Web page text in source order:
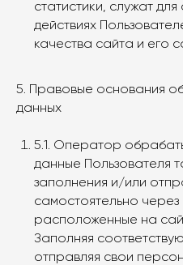
статистики, служат
действиях
качества сайта и его
5. Правовые основания
данных
5.1. Оператор
данные Пользователя
заполнения и/или
самостоятельно
расположенные на
Заполняя
отправляя свои